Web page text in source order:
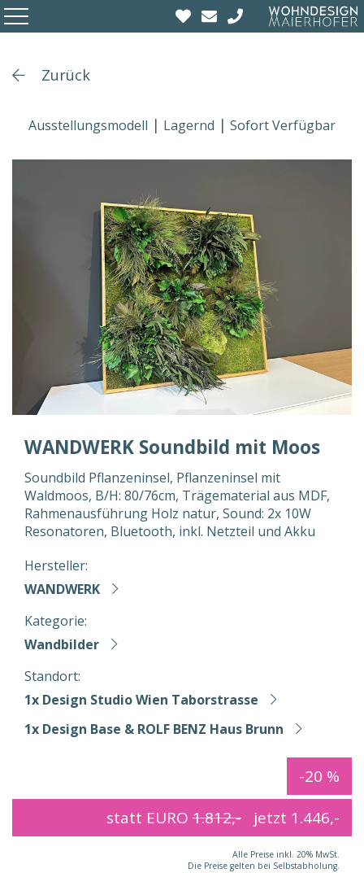
Zurück
Ausstellungsmodell Lagernd Sofort Verfügbar
WANDWERK Soundbild mit Moos
Soundbild Pflanzeninsel, Pflanzeninsel mit
Waldmoos, B/H: 80/76cm, Trägematerial aus MDF,
Rahmenausführung Holz natur, Sound: 2x 10W
Resonatoren, Bluetooth, inkl. Netzteil und Akku
Hersteller:
WANDWERK
Kategorie:
Wandbilder
Standort:
1x Design Studio Wien Taborstrasse
1x Design Base & ROLF BENZ Haus Brunn
-20 %
statt EURO 1.812,- jetzt 1.446,-
Alle Preise inkl. 20% MwSt.
Die Preise gelten bei Selbstabholung.